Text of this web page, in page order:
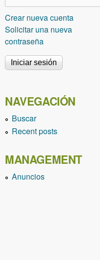
Crear nueva cuenta
Solicitar una nueva
contraseña
NAVEGACIÓN
Buscar
Recent posts
MANAGEMENT
Anuncios